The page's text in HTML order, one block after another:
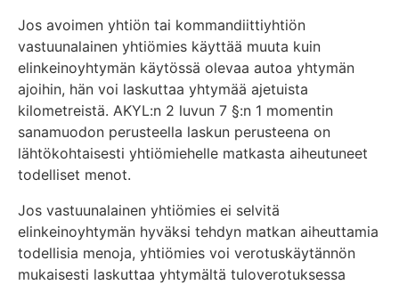
Jos avoimen yhtiön tai kommandiittiyhtiön
vastuunalainen yhtiömies käyttää muuta kuin
elinkeinoyhtymän käytössä olevaa autoa yhtymän
ajoihin, hän voi laskuttaa yhtymää ajetuista
kilometreistä. AKYL:n 2 luvun 7 §:n 1 momentin
sanamuodon perusteella laskun perusteena on
lähtökohtaisesti yhtiömiehelle matkasta aiheutuneet
todelliset menot.
Jos vastuunalainen yhtiömies ei selvitä
elinkeinoyhtymän hyväksi tehdyn matkan aiheuttamia
todellisia menoja, yhtiömies voi verotuskäytännön
mukaisesti laskuttaa yhtymältä tuloverotuksessa